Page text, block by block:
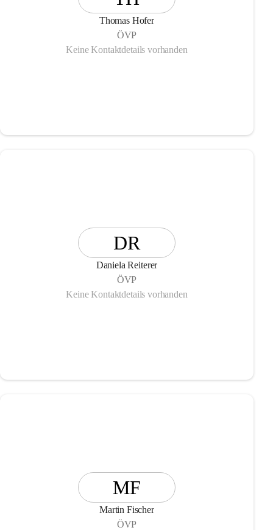
Thomas Hofer
ÖVP
Keine Kontaktdetails vorhanden
DR
Daniela Reiterer
ÖVP
Keine Kontaktdetails vorhanden
MF
Martin Fischer
ÖVP